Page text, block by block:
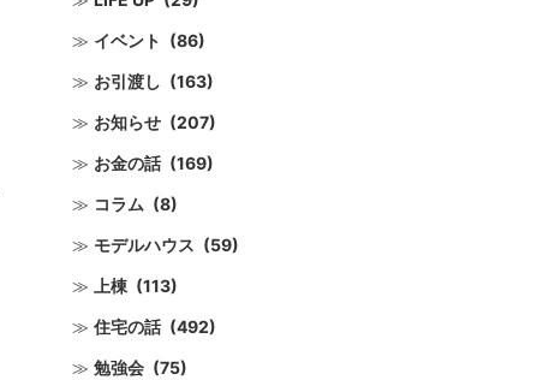
イベント (86)
お引渡し (163)
お知らせ (207)
お金の話 (169)
コラム (8)
モデルハウス (59)
上棟 (113)
住宅の話 (492)
勉強会 (75)